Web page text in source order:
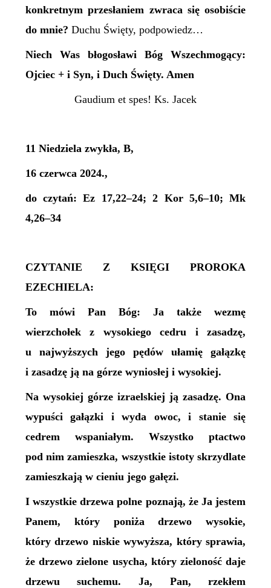
konkretnym przesłaniem zwraca sięosobiście
do mnie? Duchu Święty, podpowiedz…
Niech Was błogosławi Bóg Wszechmogący:
Ojciec + i Syn, i Duch Święty. Amen
Gaudium et spes! Ks. Jacek
11 Niedziela zwykła, B,
16 czerwca 2024.,
do czytań: Ez 17,22–24; 2 Kor 5,6–10; Mk
4,26–34
CZYTANIE Z KSIĘGI PROROKA
EZECHIELA:
To mówi Pan Bóg: Ja także wezmę
wierzchołek z wysokiego cedru i zasadzę,
u najwyższych jego pędów ułamię gałązkę
i zasadzę ją na górze wyniosłej i wysokiej.
Na wysokiej górze izraelskiej ją zasadzę. Ona
wypuści gałązki i wyda owoc, i stanie się
cedrem wspaniałym. Wszystko ptactwo
pod nim zamieszka, wszystkie istoty skrzydlate
zamieszkają w cieniu jego gałęzi.
I wszystkie drzewa polne poznają, że Ja jestem
Panem, który poniża drzewo wysokie,
który drzewo niskie wywyższa, który sprawia,
że drzewo zielone usycha, który zieloność daje
drzewu suchemu. Ja, Pan, rzekłem